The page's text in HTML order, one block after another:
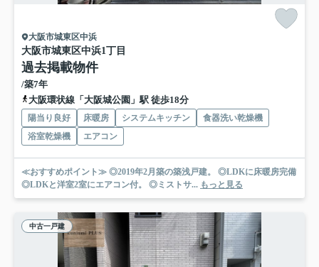
大阪市城東区中浜
大阪市城東区中浜1丁目
過去掲載物件
/築7年
大阪環状線「大阪城公園」駅 徒歩18分
陽当り良好 床暖房 システムキッチン
食器洗い乾燥機
浴室乾燥機
エアコン
≪おすすめポイント≫ ◎2019年2月築の築浅戸建。 ◎LDKに床暖房完備
◎LDKと洋室2室にエアコン付。 ◎ミストサ... もっと見る
中古一戸建